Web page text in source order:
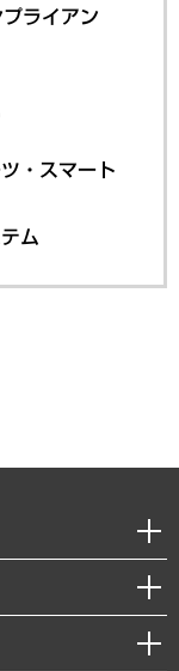
ライアン
・スマート
ム